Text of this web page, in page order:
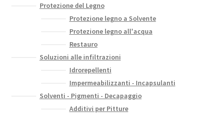
Protezione del Legno
Protezione legno a Solvente
Protezione legno all'acqua
Restauro
Soluzioni alle infiltrazioni
Idrorepellenti
Impermeabilizzanti - Incapsulanti
Solventi - Pigmenti - Decapaggio
Additivi per Pitture